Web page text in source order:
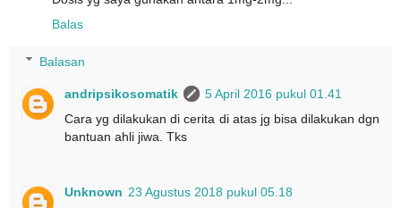
Balas
Balasan
andripsikosomatik
5 April 2016 pukul 01.41
Cara yg dilakukan di cerita di atas jg bisa dilakukan dgn
bantuan ahli jiwa. Tks
Unknown 23 Agustus 2018 pukul 05.18